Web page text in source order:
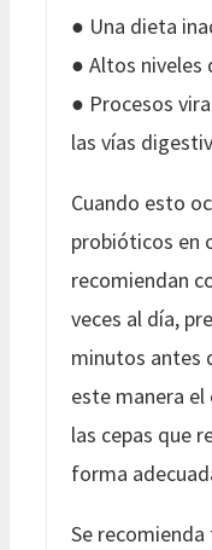
● Una dieta
● Altos niveles
● Procesos
las vías
Cuando esto
probióticos en
recomiendan
veces al día,
minutos antes
este manera
las cepas que
forma
Se